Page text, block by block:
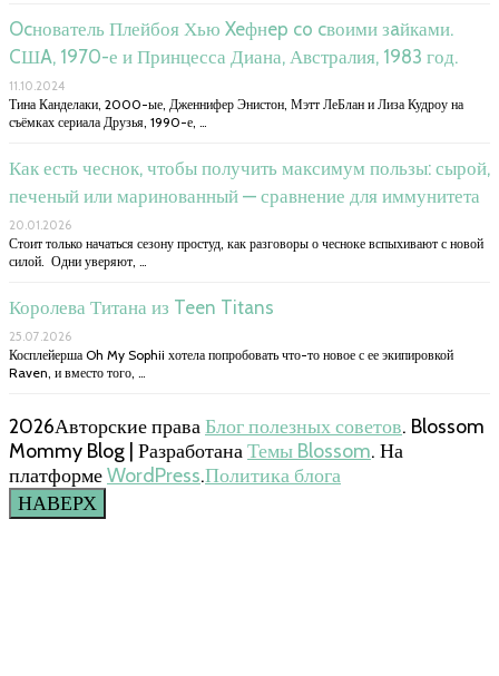
Ocнователь Плейбоя Хью Xeфнep co cвоими зaйками.
CШA, 1970-е и Принцесса Диана, Австралия, 1983 год.
11.10.2024
Тина Канделаки, 2000-ые, Дженнифер Энистон, Мэтт ЛеБлан и Лиза Кудроу на
съёмках сериала Друзья, 1990-е, …
Как есть чеснок, чтобы получить максимум пользы: сырой,
печеный или маринованный — сравнение для иммунитета
20.01.2026
Стоит только начаться сезону простуд, как разговоры о чесноке вспыхивают с новой
силой. Одни уверяют, …
Королева Титана из Teen Titans
25.07.2026
Косплейерша Oh My Sophii хотела попробовать что-то новое с ее экипировкой
Raven, и вместо того, …
2026Авторские праваБлог полезных советов. Blossom
Mommy Blog | РазработанаТемы Blossom. На
платформеWordPress.Политика блога
НАВЕРХ